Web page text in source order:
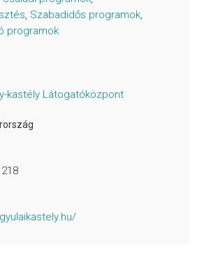
, Szabadidős programok,
programok
kastély Látogatóközpont